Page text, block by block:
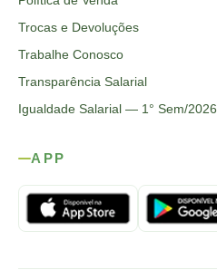
Trocas e Devoluções
Trabalhe Conosco
Transparência Salarial
Igualdade Salarial — 1° Sem/2026
APP